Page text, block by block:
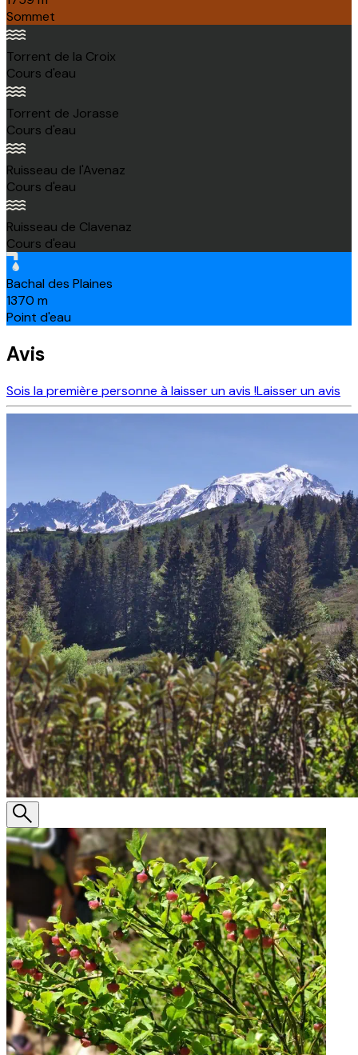
Sommet
Torrent de la Croix
Cours d'eau
Torrent de Jorasse
Cours d'eau
Ruisseau de l'Avenaz
Cours d'eau
Ruisseau de Clavenaz
Cours d'eau
Bachal des Plaines
1370 m
Point d'eau
Avis
Sois la première personne à laisser un avis !Laisser un avis